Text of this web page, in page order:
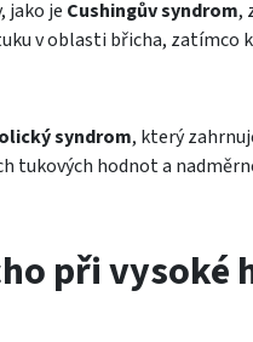
jako je Cushingův syndrom,
v oblasti břicha, zatímco
syndrom, který
tukových hodnot a
při vysoké